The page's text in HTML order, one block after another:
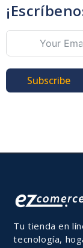
Subscribe
Tu tienda en
tecnología,